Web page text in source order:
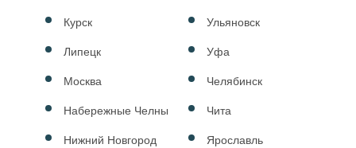
Курск
Липецк
Москва
Набережные Челны
Нижний Новгород
Ульяновск
Уфа
Челябинск
Чита
Ярославль